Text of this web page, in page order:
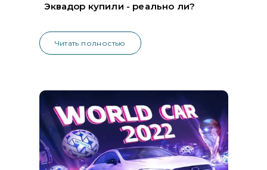
Эквадор купили - реально ли?
Читать полностью